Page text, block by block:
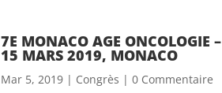
7E MONACO AGE ONCOLOGIE –
15 MARS 2019, MONACO
Mar 5, 2019| Congrès | 0 Commentaire